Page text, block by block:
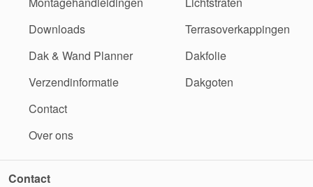
Downloads
Dak & Wand Planner
Verzendinformatie
Contact
Over ons
Terrasoverkappingen
Dakfolie
Dakgoten
Contact